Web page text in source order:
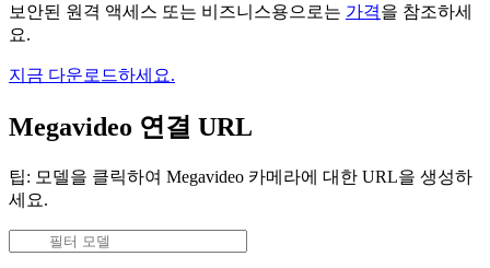
보안된 원격 액세스 또는 비즈니스용으로는 가격을 참조하세
요.
지금 다운로드하세요.
Megavideo 연결 URL
팁: 모델을 클릭하여 Megavideo 카메라에 대한 URL을 생성하
세요.